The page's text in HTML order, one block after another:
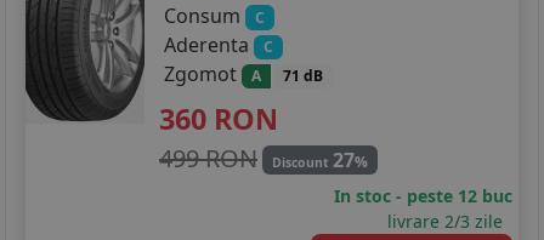
Consum
C
Aderenta C
Zgomot A 71 dB
360 RON
499 RON Discount 27%
In stoc - peste 12 buc
livrare 2/3 zile